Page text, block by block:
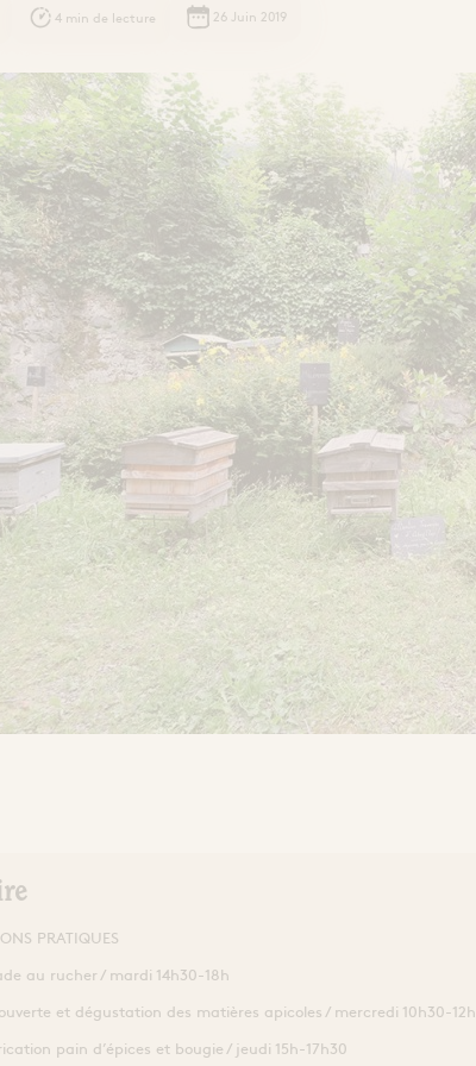
4 min de lecture 26 Juin 2019
PRATIQUES
au rucher / mardi 14h30-18h
et dégustation des matières apicoles / mercredi 10h30-12h
pain d’épices et bougie / jeudi 15h-17h30